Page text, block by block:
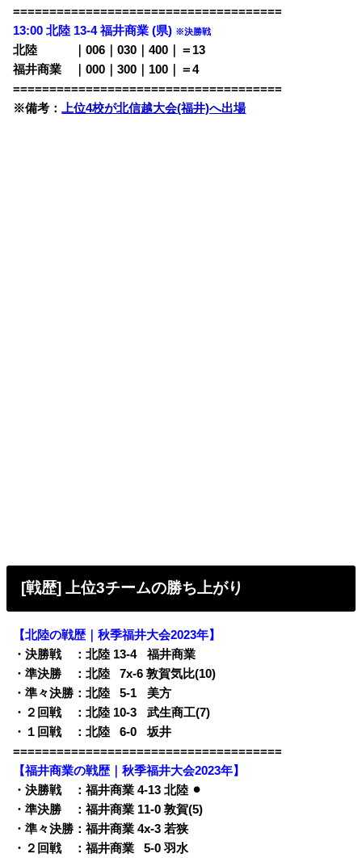
=====================================
13:00 北陸 13-4 福井商業 (県) ※決勝戦
北陸 ｜006｜030｜400｜＝13
福井商業 ｜000｜300｜100｜＝4
=====================================
※備考：
上位4校が北信越大会(福井)へ出場
[戦歴] 上位3チームの勝ち上がり
【北陸の戦歴｜秋季福井大会2023年】
・決勝戦 ：北陸 13-4
q福井商業
・準決勝 ：北陸
07x-6 敦賀気比(10)
・準々決勝：北陸
05-1 q美方
・２回戦 ：北陸 10-3
q武生商工(7)
・１回戦 ：北陸
06-0 q坂井
=====================================
【福井商業の戦歴｜秋季福井大会2023年】
・決勝戦 ：福井商業 4-13 北陸 ⚫︎
・準決勝 ：福井商業 11-0 敦賀(5)
・準々決勝：福井商業 4x-3 若狭
・２回戦 ：福井商業
05-0 羽水